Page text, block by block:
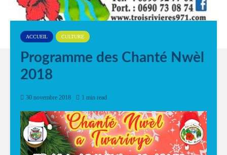
ACCUEIL CULTURE
Programme des Chanté Nwèl
2018
30 novembre 2018 1 min read